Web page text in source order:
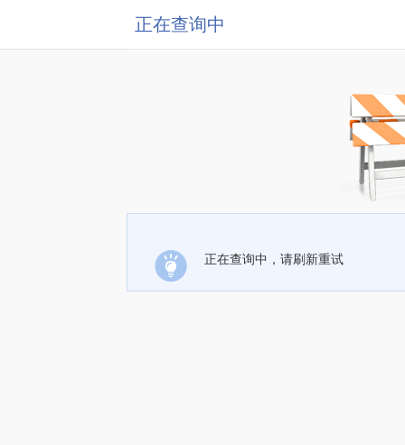
正在查询中
正在查询中，请刷新重试